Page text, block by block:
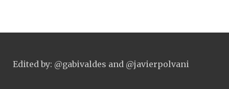
Edited by: @gabivaldes and @javierpolvani